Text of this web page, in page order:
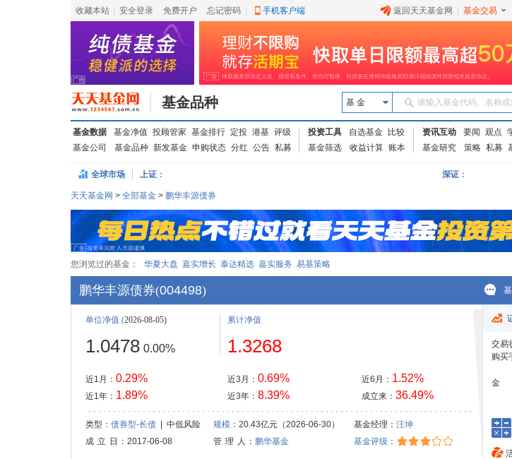
收藏本站 安全登录 免费开户 忘记密码 手机客户端 返回天天基金网 基金交易
基金品种 基 金 请输入基金代码、名称或
基金数据 基金净值 投顾管家 基金排行 定投 港基 评级
基金公司
基金品种 新发基金 申购状态 分红 公告 私募
投资工具 自选基金
比较
基金筛选
收益计算 账本
资讯互动 要闻 观点
基金研究
策略 私募
全球市场 上证： 深证：
天天基金网 > 全部基金 > 鹏华丰源债券
您浏览过的基金： 华夏大盘 嘉实增长 泰达精选 嘉实服务 易基策略
鹏华丰源债券(004498)
单位净值 (2026-08-05)
1.0478 0.00%
近1月： 0.29%
近1年： 1.89%
累计净值
1.3268
近3月： 0.69%
近3年： 8.39%
近6月： 1.52%
成立来： 36.49%
类型： 债券型-长债| 中低风险 规模：20.43亿元（2026-06-30） 基金经理： 汪坤
成 立 日
：2017-06-08 管 理 人 ： 鹏华基金 基金评级 ：
交易
购买
金